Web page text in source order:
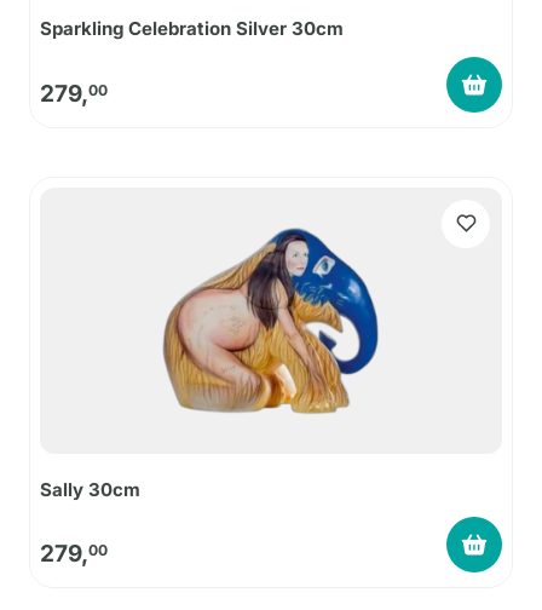
Sparkling Celebration Silver 30cm
279,00
Sally 30cm
279,00